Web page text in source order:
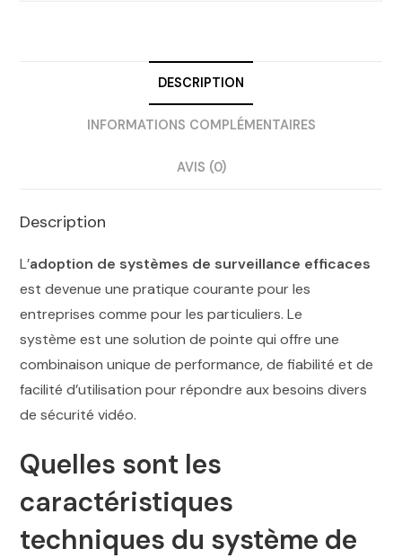
DESCRIPTION
INFORMATIONS COMPLÉMENTAIRES
AVIS (0)
Description
L’adoption de systèmes de surveillance efficaces
est devenue une pratique courante pour les
entreprises comme pour les particuliers. Le
système est une solution de pointe qui offre une
combinaison unique de performance, de fiabilité et de
facilité d’utilisation pour répondre aux besoins divers
de sécurité vidéo.
Quelles sont les
caractéristiques
techniques du système de